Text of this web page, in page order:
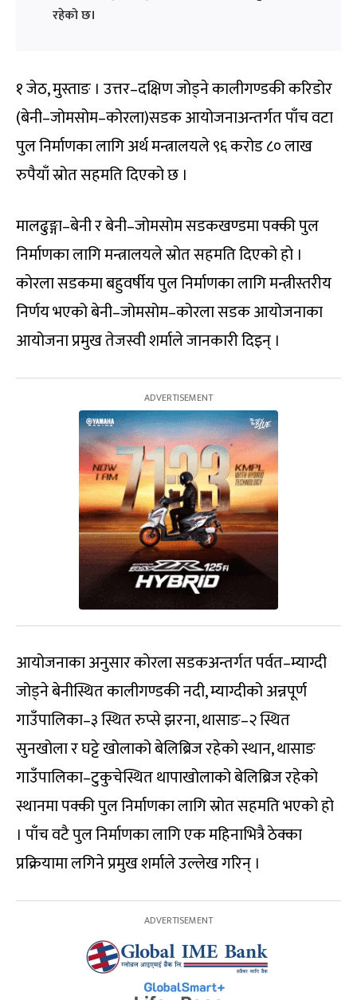
रहेको छ।
१ जेठ, मुस्ताङ । उत्तर–दक्षिण जोड्ने कालीगण्डकी करिडोर
(बेनी–जोमसोम–कोरला)सडक आयोजनाअन्तर्गत पाँच वटा
पुल निर्माणका लागि अर्थ मन्त्रालयले ९६ करोड ८० लाख
रुपैयाँ स्रोत सहमति दिएको छ ।
मालढुङ्गा–बेनी र बेनी–जोमसोम सडकखण्डमा पक्की पुल
निर्माणका लागि मन्त्रालयले स्रोत सहमति दिएको हो ।
कोरला सडकमा बहुवर्षीय पुल निर्माणका लागि मन्त्रीस्तरीय
निर्णय भएको बेनी–जोमसोम–कोरला सडक आयोजनाका
आयोजना प्रमुख तेजस्वी शर्माले जानकारी दिइन् ।
आयोजनाका अनुसार कोरला सडकअन्तर्गत पर्वत–म्याग्दी
जोड्ने बेनीस्थित कालीगण्डकी नदी, म्याग्दीको अन्नपूर्ण
गाउँपालिका–३ स्थित रुप्से झरना, थासाङ–२ स्थित
सुनखोला र घट्टे खोलाको बेलिब्रिज रहेको स्थान, थासाङ
गाउँपालिका–टुकुचेस्थित थापाखोलाको बेलिब्रिज रहेको
स्थानमा पक्की पुल निर्माणका लागि स्रोत सहमति भएको हो
। पाँच वटै पुल निर्माणका लागि एक महिनाभित्रै ठेक्का
प्रक्रियामा लगिने प्रमुख शर्माले उल्लेख गरिन् ।